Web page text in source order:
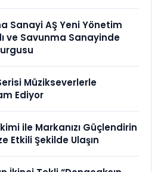
Sanayi AŞ Yeni Yönetim
ve Savunma Sanayinde
Müzikseverlerle
Ediyor
ile Markanızı Güçlendirin
Etkili Şekilde Ulaşın